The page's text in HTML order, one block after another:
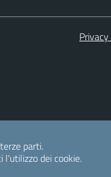
parti.
l'utilizzo dei cookie.